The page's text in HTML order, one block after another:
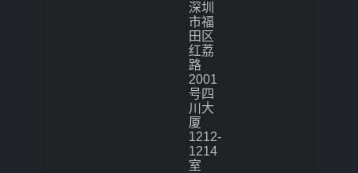
深圳
市福
田区
红荔
路
2001
号四
川大
厦
1212-
1214
室